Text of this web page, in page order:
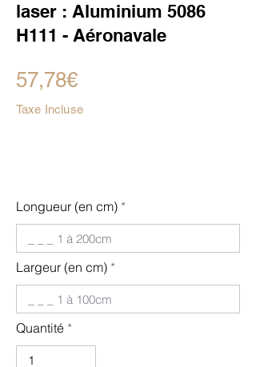
laser : Aluminium 5086
H111 - Aéronavale
57,78€
Taxe Incluse
Longueur (en cm)
Largeur (en cm)
Quantité